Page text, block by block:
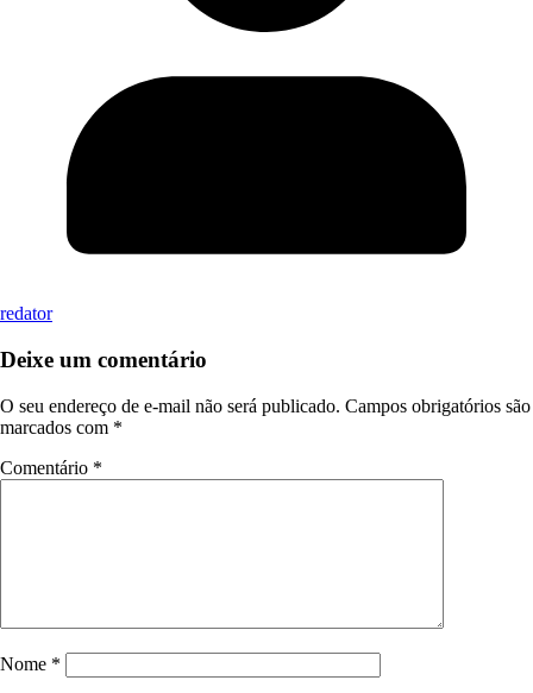
redator
Deixe um comentário
O seu endereço de e-mail não será publicado. Campos obrigatórios são
marcados com *
Comentário *
Nome *